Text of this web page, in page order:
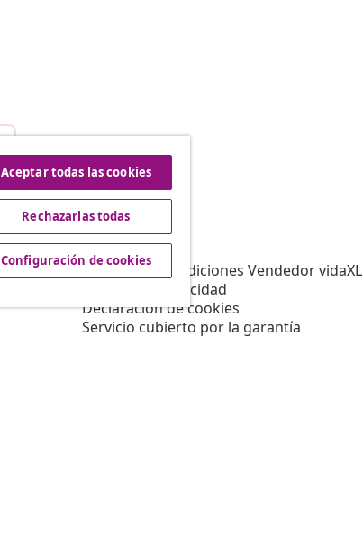
vidaXL
Sobre vidaXL
Términos y Condiciones Vendedor vidaXL
Política de privacidad
Declaración de cookies
Servicio cubierto por la garantía
Aceptar todas las cookies
Rechazarlas todas
Configuración de cookies